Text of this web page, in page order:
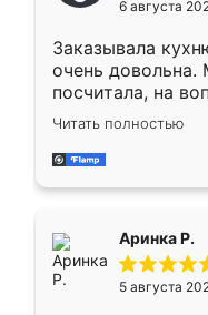
мебели буду
6 августа
Заказывала
очень
посчитала, на
Замерщик
делу со всей
за день, ребята
Читать полностью
Аринка Р.
5 августа